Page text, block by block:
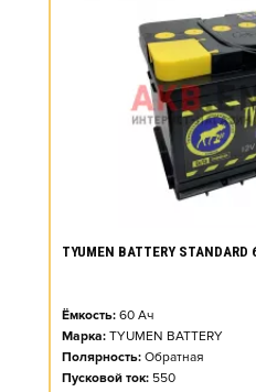
TYUMEN BATTERY
Ёмкость: 60 Ач
Марка: TYUMEN BATTERY
Полярность: Обратная
Пусковой ток: 550